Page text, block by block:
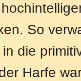
So
die
Harfe